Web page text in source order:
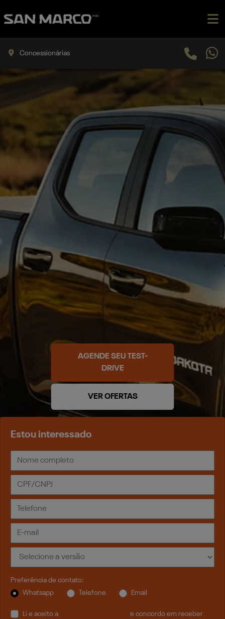
Concessionárias
Estou interessado
Preferência de contato:
Whatsapp
Telefone Email
Li e aceito a
e concordo em receber
AGENDE SEU TEST-
DRIVE
VER OFERTAS